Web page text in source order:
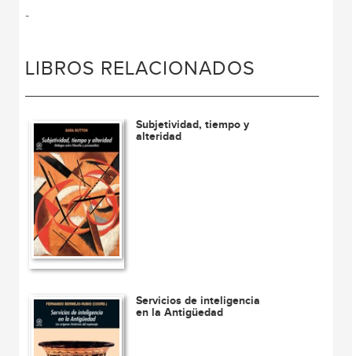
-
LIBROS RELACIONADOS
Subjetividad, tiempo y
alteridad
Servicios de inteligencia
en la Antigüedad